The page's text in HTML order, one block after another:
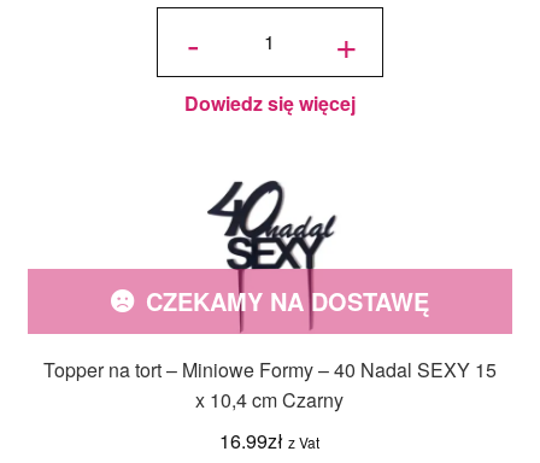
-
ilość
Życie
Zaczyna
Się Po
40 - 15
cm
+
Dowiedz się więcej
Topper na tort – Miniowe Formy – 40 Nadal SEXY 15
x 10,4 cm Czarny
16.99zł z Vat
CZEKAMY NA DOSTAWĘ